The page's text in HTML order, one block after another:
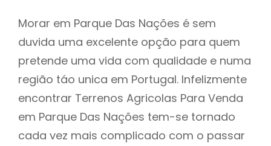
Morar em Parque Das Nações é sem
duvida uma excelente opção para quem
pretende uma vida com qualidade e numa
região táo unica em Portugal. Infelizmente
encontrar Terrenos Agricolas Para Venda
em Parque Das Nações tem-se tornado
cada vez mais complicado com o passar